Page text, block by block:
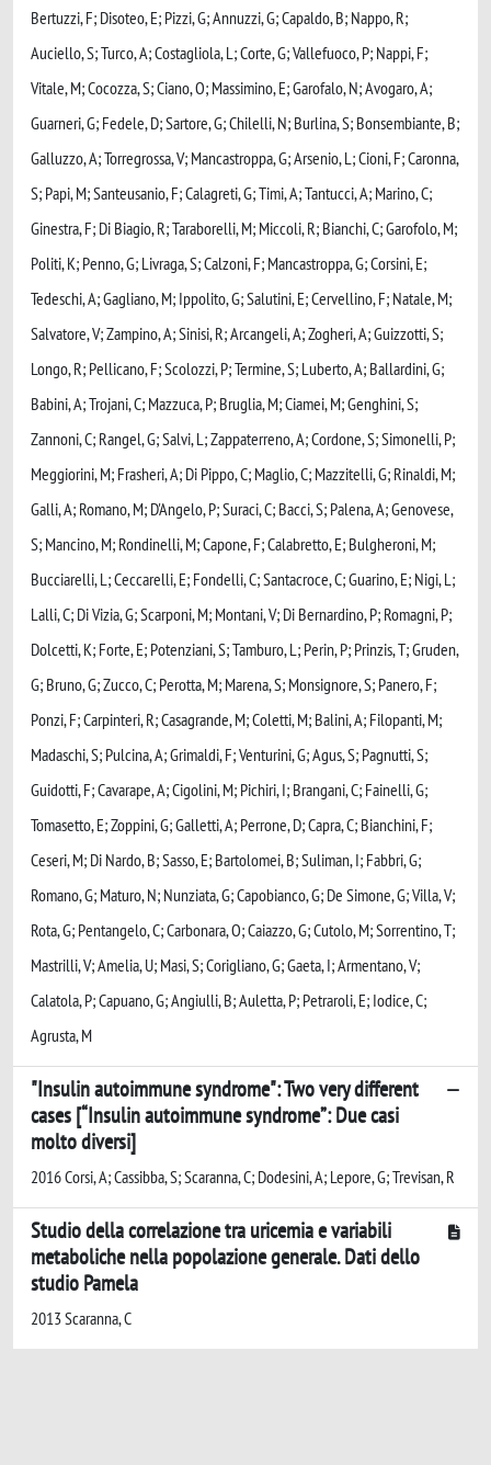
Bertuzzi, F; Disoteo, E; Pizzi, G; Annuzzi, G; Capaldo, B; Nappo, R;
Auciello, S; Turco, A; Costagliola, L; Corte, G; Vallefuoco, P; Nappi, F;
Vitale, M; Cocozza, S; Ciano, O; Massimino, E; Garofalo, N; Avogaro, A;
Guarneri, G; Fedele, D; Sartore, G; Chilelli, N; Burlina, S; Bonsembiante, B;
Galluzzo, A; Torregrossa, V; Mancastroppa, G; Arsenio, L; Cioni, F; Caronna,
S; Papi, M; Santeusanio, F; Calagreti, G; Timi, A; Tantucci, A; Marino, C;
Ginestra, F; Di Biagio, R; Taraborelli, M; Miccoli, R; Bianchi, C; Garofolo, M;
Politi, K; Penno, G; Livraga, S; Calzoni, F; Mancastroppa, G; Corsini, E;
Tedeschi, A; Gagliano, M; Ippolito, G; Salutini, E; Cervellino, F; Natale, M;
Salvatore, V; Zampino, A; Sinisi, R; Arcangeli, A; Zogheri, A; Guizzotti, S;
Longo, R; Pellicano, F; Scolozzi, P; Termine, S; Luberto, A; Ballardini, G;
Babini, A; Trojani, C; Mazzuca, P; Bruglia, M; Ciamei, M; Genghini, S;
Zannoni, C; Rangel, G; Salvi, L; Zappaterreno, A; Cordone, S; Simonelli, P;
Meggiorini, M; Frasheri, A; Di Pippo, C; Maglio, C; Mazzitelli, G; Rinaldi, M;
Galli, A; Romano, M; D'Angelo, P; Suraci, C; Bacci, S; Palena, A; Genovese,
S; Mancino, M; Rondinelli, M; Capone, F; Calabretto, E; Bulgheroni, M;
Bucciarelli, L; Ceccarelli, E; Fondelli, C; Santacroce, C; Guarino, E; Nigi, L;
Lalli, C; Di Vizia, G; Scarponi, M; Montani, V; Di Bernardino, P; Romagni, P;
Dolcetti, K; Forte, E; Potenziani, S; Tamburo, L; Perin, P; Prinzis, T; Gruden,
G; Bruno, G; Zucco, C; Perotta, M; Marena, S; Monsignore, S; Panero, F;
Ponzi, F; Carpinteri, R; Casagrande, M; Coletti, M; Balini, A; Filopanti, M;
Madaschi, S; Pulcina, A; Grimaldi, F; Venturini, G; Agus, S; Pagnutti, S;
Guidotti, F; Cavarape, A; Cigolini, M; Pichiri, I; Brangani, C; Fainelli, G;
Tomasetto, E; Zoppini, G; Galletti, A; Perrone, D; Capra, C; Bianchini, F;
Ceseri, M; Di Nardo, B; Sasso, E; Bartolomei, B; Suliman, I; Fabbri, G;
Romano, G; Maturo, N; Nunziata, G; Capobianco, G; De Simone, G; Villa, V;
Rota, G; Pentangelo, C; Carbonara, O; Caiazzo, G; Cutolo, M; Sorrentino, T;
Mastrilli, V; Amelia, U; Masi, S; Corigliano, G; Gaeta, I; Armentano, V;
Calatola, P; Capuano, G; Angiulli, B; Auletta, P; Petraroli, E; Iodice, C;
Agrusta, M
"Insulin autoimmune syndrome": Two very different
cases [“Insulin autoimmune syndrome”: Due casi
molto diversi]
2016 Corsi, A; Cassibba, S; Scaranna, C; Dodesini, A; Lepore, G; Trevisan, R
Studio della correlazione tra uricemia e variabili
metaboliche nella popolazione generale. Dati dello
studio Pamela
2013 Scaranna, C